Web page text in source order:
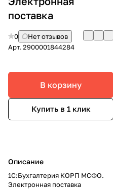
поставка
0
Нет отзывов
Арт. 2900001844284
В корзину
Купить в 1 клик
Описание
1С:Бухгалтерия КОРП МСФО.
Электронная поставка